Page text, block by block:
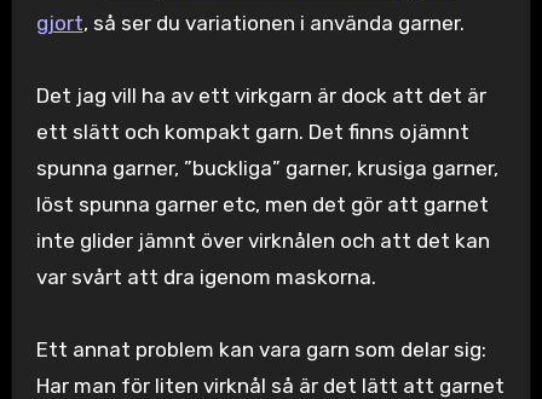
gjort, så ser du variationen i använda garner.
Det jag vill ha av ett virkgarn är dock att det är
ett slätt och kompakt garn. Det finns ojämnt
spunna garner, ”buckliga” garner, krusiga garner,
löst spunna garner etc, men det gör att garnet
inte glider jämnt över virknålen och att det kan
var svårt att dra igenom maskorna.
Ett annat problem kan vara garn som delar sig:
Har man för liten virknål så är det lätt att garnet